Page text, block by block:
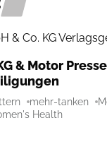
& Co. KG
& Motor
mehr-tanken
Health